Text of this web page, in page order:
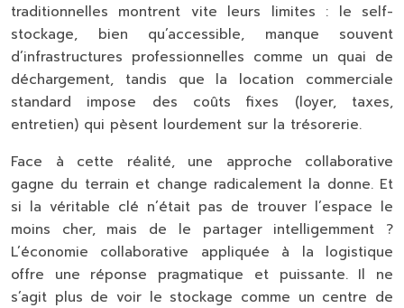
traditionnelles montrent vite leurs limites : le self-
stockage, bien qu’accessible, manque souvent
d’infrastructures professionnelles comme un quai de
déchargement, tandis que la location commerciale
standard impose des coûts fixes (loyer, taxes,
entretien) qui pèsent lourdement sur la trésorerie.
Face à cette réalité, une approche collaborative
gagne du terrain et change radicalement la donne. Et
si la véritable clé n’était pas de trouver l’espace le
moins cher, mais de le partager intelligemment ?
L’économie collaborative appliquée à la logistique
offre une réponse pragmatique et puissante. Il ne
s’agit plus de voir le stockage comme un centre de